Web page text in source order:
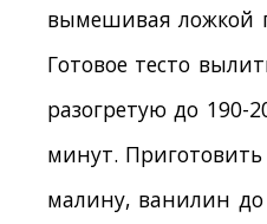
вымешивая ложкой
Готовое тесто
разогретую до 190-
минут. Приготовить
малину, ванилин